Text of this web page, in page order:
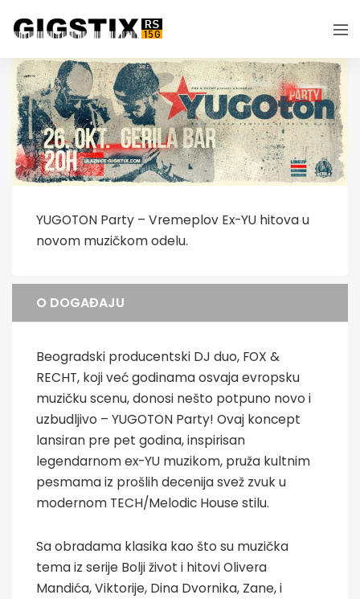
YUGOTON Party – Vremeplov Ex-YU hitova u
novom muzičkom odelu.
O DOGAĐAJU
Beogradski producentski DJ duo, FOX &
RECHT, koji već godinama osvaja evropsku
muzičku scenu, donosi nešto potpuno novo i
uzbudljivo – YUGOTON Party! Ovaj koncept
lansiran pre pet godina, inspirisan
legendarnom ex-YU muzikom, pruža kultnim
pesmama iz prošlih decenija svež zvuk u
modernom TECH/Melodic House stilu.
Sa obradama klasika kao što su muzička
tema iz serije Bolji život i hitovi Olivera
Mandića, Viktorije, Dina Dvornika, Zane, i